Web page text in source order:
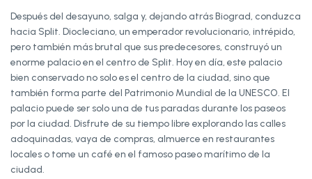
Después del desayuno, salga y, dejando atrás Biograd, conduzca
hacia Split. Diocleciano, un emperador revolucionario, intrépido,
pero también más brutal que sus predecesores, construyó un
enorme palacio en el centro de Split. Hoy en día, este palacio
bien conservado no solo es el centro de la ciudad, sino que
también forma parte del Patrimonio Mundial de la UNESCO. El
palacio puede ser solo una de tus paradas durante los paseos
por la ciudad. Disfrute de su tiempo libre explorando las calles
adoquinadas, vaya de compras, almuerce en restaurantes
locales o tome un café en el famoso paseo marítimo de la
ciudad.